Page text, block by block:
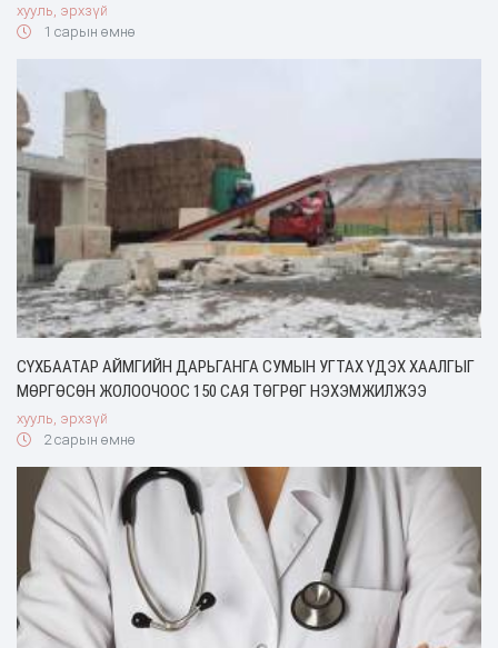
хууль, эрхзүй
1 сарын өмнө
СҮХБААТАР АЙМГИЙН ДАРЬГАНГА СУМЫН УГТАХ ҮДЭХ ХААЛГЫГ
МӨРГӨСӨН ЖОЛООЧООС 150 САЯ ТӨГРӨГ НЭХЭМЖИЛЖЭЭ
хууль, эрхзүй
2 сарын өмнө